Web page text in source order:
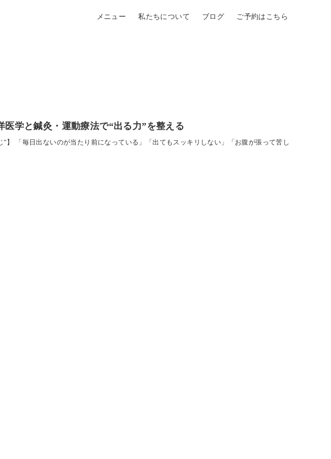
メニュー 私たちについて ブログ ご予約はこちら
学と鍼灸・運動療法で“出る力”を整える
”】 「毎日出ないのが当たり前になっている」「出てもスッキリしない」「お腹が張って苦し